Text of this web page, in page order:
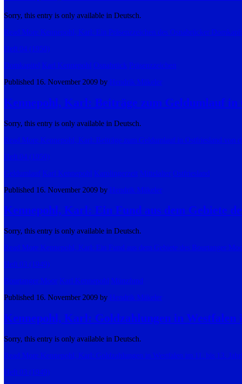
Sorry, this entry is only available in Deutsch.
Read More Kennepohl, Karl: Ein Präsenzzeichen des Osnabrücker
Heft 04 (1950)
Domkapitel Karl Kennepohl Osnabrück Präsenzzeichen
Published 16. November 2009 by Hendrik Mäkeler
Kennepohl, Karl: Beiträge zum Geldumlauf
Sorry, this entry is only available in Deutsch.
Read More Kennepohl, Karl: Beiträge zum Geldumlauf in Ostfriesland von
Heft 04 (1950)
Geldumlauf Karl Kennepohl Karolingerzeit Mittelalter Ostfriesland
Published 16. November 2009 by Hendrik Mäkeler
Kennepohl, Karl: Ein Fund aus dem Gebiete
Sorry, this entry is only available in Deutsch.
Read More Kennepohl, Karl: Ein Fund aus dem Gebiete des Bourtanger
Heft 03 (1949)
Bourtanger Moor Karl Kennepohl Münzfund
Published 16. November 2009 by Hendrik Mäkeler
Kennepohl, Karl: Goldzahlungen in Westfalen
Sorry, this entry is only available in Deutsch.
Read More Kennepohl, Karl: Goldzahlungen in Westfalen im 11. bis 13.
Heft 03 (1949)